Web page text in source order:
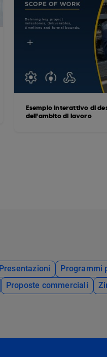
Esempio interattivo di
dell'ambito di lavoro
Presentazioni Programmi
Proposte commerciali